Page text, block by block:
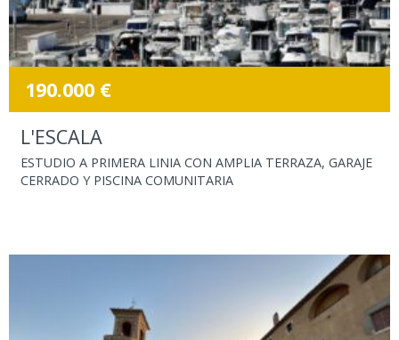
190.000 €
L'ESCALA
ESTUDIO A PRIMERA LINIA CON AMPLIA TERRAZA, GARAJE
CERRADO Y PISCINA COMUNITARIA